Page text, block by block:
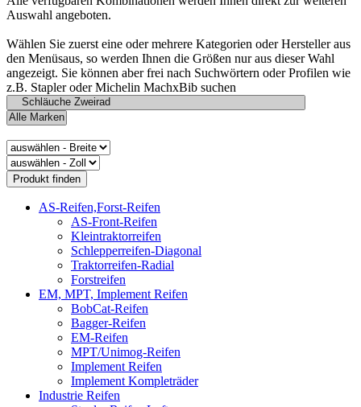
Auswahl angeboten.
Wählen Sie zuerst eine oder mehrere Kategorien oder Hersteller aus
den Menüsaus, so werden Ihnen die Größen nur aus dieser Wahl
angezeigt. Sie können aber frei nach Suchwörtern oder Profilen wie
z.B. Stapler oder Michelin MachxBib suchen
AS-Reifen,Forst-Reifen
AS-Front-Reifen
Kleintraktorreifen
Schlepperreifen-Diagonal
Traktorreifen-Radial
Forstreifen
EM, MPT, Implement Reifen
BobCat-Reifen
Bagger-Reifen
EM-Reifen
MPT/Unimog-Reifen
Implement Reifen
Implement Kompleträder
Industrie Reifen